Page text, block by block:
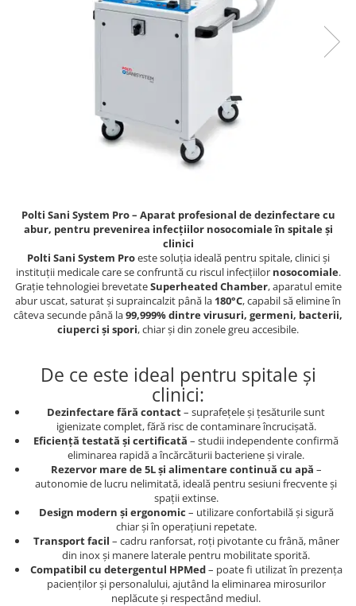
Polti Sani System Pro – Aparat profesional de dezinfectare cu
abur, pentru prevenirea infecțiilor nosocomiale în spitale și
clinici
Polti Sani System Proeste soluția ideală pentru spitale, clinici și
instituții medicale care se confruntă cu riscul infecțiilor nosocomiale.
Grație tehnologiei brevetateSuperheated Chamber, aparatul emite
abur uscat, saturat și supraincalzit până la 180°C, capabil să elimine în
câteva secunde până la99,999% dintre virusuri, germeni, bacterii,
ciuperci și spori, chiar și din zonele greu accesibile.
De ce este ideal pentru spitale și
clinici:
Dezinfectare fără contact– suprafețele și țesăturile sunt
igienizate complet, fără risc de contaminare încrucișată.
Eficiență testată și certificată – studii independente confirmă
eliminarea rapidă a încărcăturii bacteriene și virale.
Rezervor mare de 5L și alimentare continuă cu apă –
autonomie de lucru nelimitată, ideală pentru sesiuni frecvente și
spații extinse.
Design modern și ergonomic – utilizare confortabilă și sigură
chiar și în operațiuni repetate.
Transport facil – cadru ranforsat, roți pivotante cu frână, mâner
din inox și manere laterale pentru mobilitate sporită.
Compatibil cu detergentul HPMed– poate fi utilizat în prezența
pacienților și personalului, ajutând la eliminarea mirosurilor
neplăcute și respectând mediul.